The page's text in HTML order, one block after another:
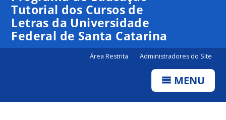
Tutorial dos Cursos de
Letras da Universidade
Federal de Santa Catarina
Área Restrita Administradores do Site
MENU